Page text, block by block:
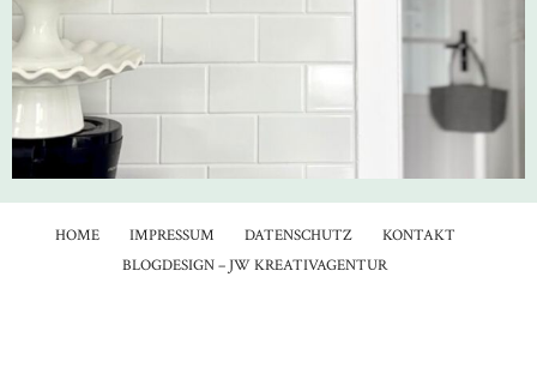
HOME IMPRESSUM DATENSCHUTZ
KONTAKT
BLOGDESIGN – JW KREATIVAGENTUR